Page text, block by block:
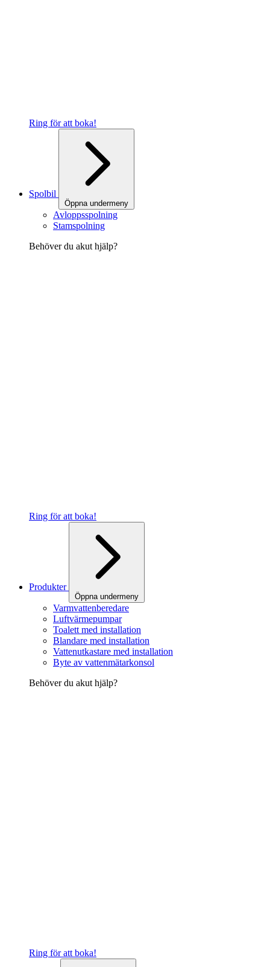
Ring för att boka!
Spolbil
Öppna undermeny
Avloppsspolning
Stamspolning
Behöver du akut hjälp?
Ring för att boka!
Produkter
Öppna undermeny
Varmvattenberedare
Luftvärmepumpar
Toalett med installation
Blandare med installation
Vattenutkastare med installation
Byte av vattenmätarkonsol
Behöver du akut hjälp?
Ring för att boka!